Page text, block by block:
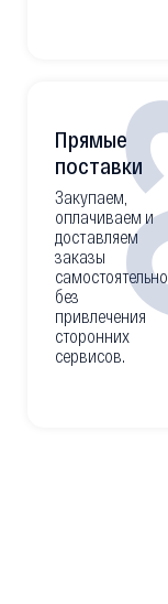
Прямые
поставки
Закупаем,
оплачиваем и
доставляем
заказы
самостоятельно,
без
привлечения
сторонних
сервисов.